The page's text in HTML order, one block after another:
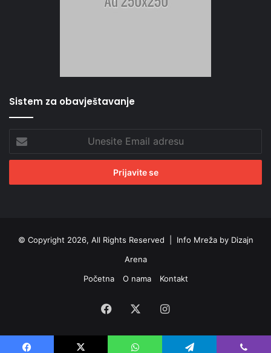
Sistem za obavještavanje
Email
adresu
© Copyright 2026, All Rights Reserved | Info Mreža by Dizajn
Arena
Početna
O nama Kontakt
Facebook Instagram